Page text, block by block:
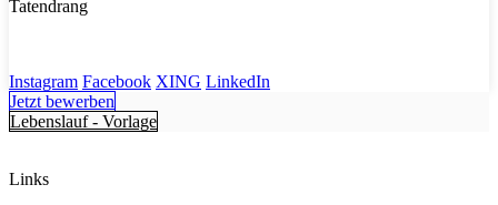
Tatendrang
Instagram Facebook XING LinkedIn
Jetzt bewerben
Lebenslauf - Vorlage
Links